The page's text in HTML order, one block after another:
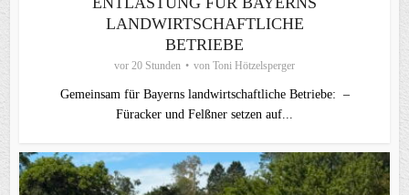
LANDWIRTSCHAFTLICHE
BETRIEBE
vor 20 Stunden von Toni Hötzelsperger
Gemeinsam für Bayerns landwirtschaftliche Betriebe: –
Füracker und Felßner setzen auf...